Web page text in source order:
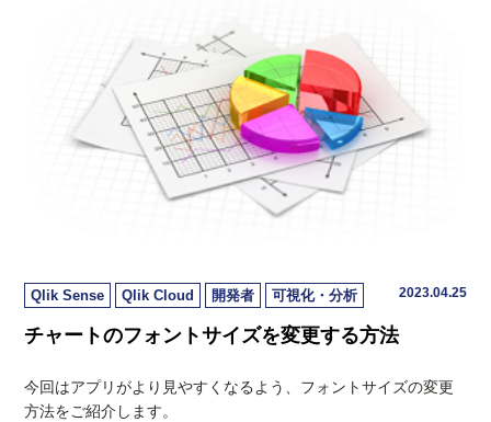
Qlik Sense Qlik Cloud 開発者 可視化・分析 2023.04.25
チャートのフォントサイズを変更する方法
今回はアプリがより見やすくなるよう、フォントサイズの変更
方法をご紹介します。